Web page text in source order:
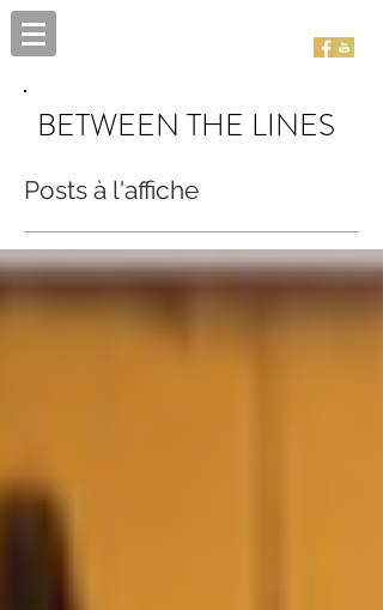
BETWEEN THE LINES
Posts à l'affiche